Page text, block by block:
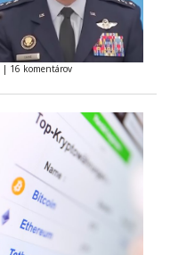
| 16 komentárov